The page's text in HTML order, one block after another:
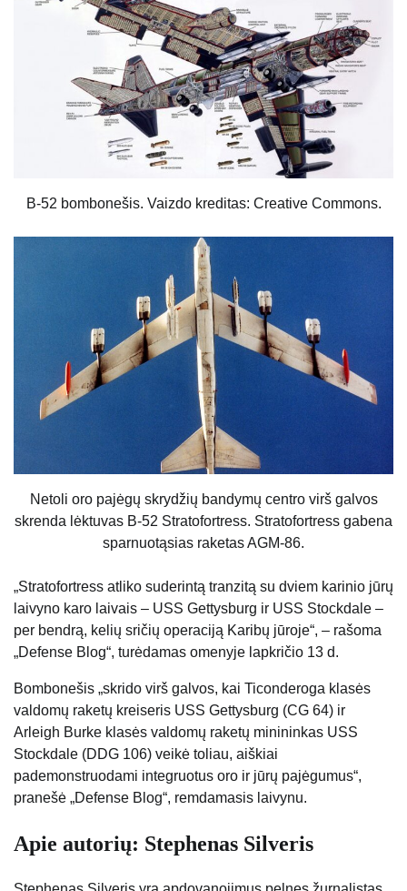
B-52 bombonešis. Vaizdo kreditas: Creative Commons.
Netoli oro pajėgų skrydžių bandymų centro virš galvos
skrenda lėktuvas B-52 Stratofortress. Stratofortress gabena
sparnuotąsias raketas AGM-86.
„Stratofortress atliko suderintą tranzitą su dviem karinio jūrų
laivyno karo laivais – USS Gettysburg ir USS Stockdale –
per bendrą, kelių sričių operaciją Karibų jūroje“, – rašoma
„Defense Blog“, turėdamas omenyje lapkričio 13 d.
Bombonešis „skrido virš galvos, kai Ticonderoga klasės
valdomų raketų kreiseris USS Gettysburg (CG 64) ir
Arleigh Burke klasės valdomų raketų minininkas USS
Stockdale (DDG 106) veikė toliau, aiškiai
pademonstruodami integruotus oro ir jūrų pajėgumus“,
pranešė „Defense Blog“, remdamasis laivynu.
Apie autorių: Stephenas Silveris